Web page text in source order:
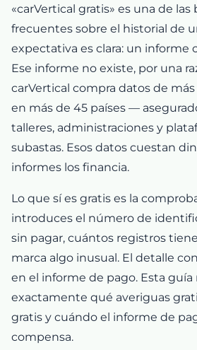
«carVertical gratis» es una de
frecuentes sobre el historial de
expectativa es clara: un informe
Ese informe no existe, por una
carVertical compra datos de
en más de 45 países —
talleres, administraciones y
subastas. Esos datos cuestan
informes los financia.
Lo que sí es gratis es la
introduces el número de
sin pagar, cuántos registros
marca algo inusual. El detalle
en el informe de pago. Esta guía
exactamente qué averiguas
gratis y cuándo el informe de
compensa.